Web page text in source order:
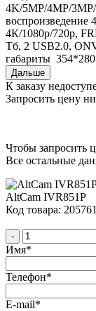
4K/5MP/4MP/
воспроизведение
4К/1080р/720р,
Тб, 2 USB2.0,
габариты
Дальше
К заказу
Запросить цену
Чтобы запросить
Все остальные
AltCam IVR851P
Код товара: 205761
-
Имя*
Телефон*
E-mail*